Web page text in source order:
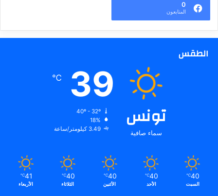
0
المتابعون
الطقس
تونس
سماء صافية
39
℃
18%
3.49 كيلومتر/ساعة
40
℃
السبت
40
℃
الأحد
40
℃
الأثنين
40
℃
الثلاثاء
41
℃
الأربعاء